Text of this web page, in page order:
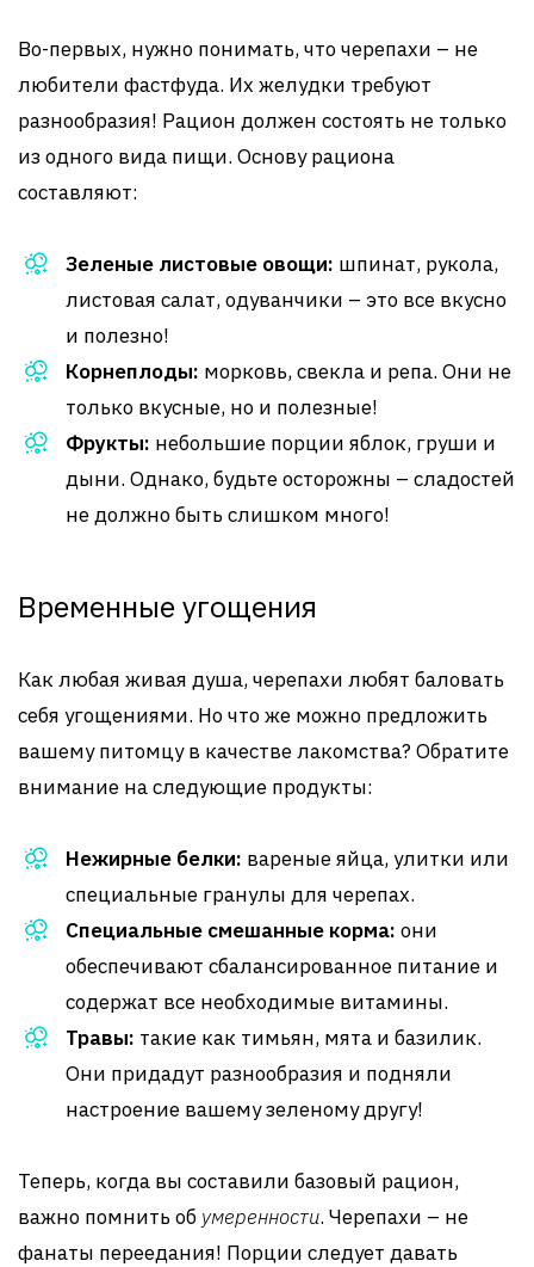
Во-первых, нужно понимать, что черепахи – не
любители фастфуда. Их желудки требуют
разнообразия! Рацион должен состоять не только
из одного вида пищи. Основу рациона
составляют:
Зеленые листовые овощи: шпинат, рукола,
листовая салат, одуванчики – это все вкусно
и полезно!
Корнеплоды: морковь, свекла и репа. Они не
только вкусные, но и полезные!
Фрукты: небольшие порции яблок, груши и
дыни. Однако, будьте осторожны – сладостей
не должно быть слишком много!
Временные угощения
Как любая живая душа, черепахи любят баловать
себя угощениями. Но что же можно предложить
вашему питомцу в качестве лакомства? Обратите
внимание на следующие продукты:
Нежирные белки: вареные яйца, улитки или
специальные гранулы для черепах.
Специальные смешанные корма: они
обеспечивают сбалансированное питание и
содержат все необходимые витамины.
Травы: такие как тимьян, мята и базилик.
Они придадут разнообразия и подняли
настроение вашему зеленому другу!
Теперь, когда вы составили базовый рацион,
важно помнить об умеренности. Черепахи – не
фанаты переедания! Порции следует давать